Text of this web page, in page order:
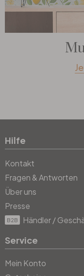
Hilfe
Kontakt
Fragen & Antworten
Über uns
Presse
B2B Händler /
Service
Mein Konto